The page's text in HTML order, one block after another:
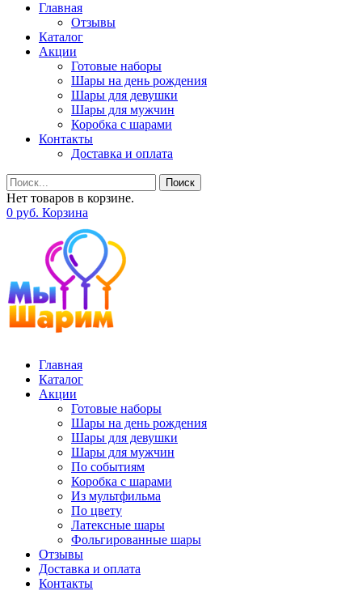
Главная
Отзывы
Каталог
Акции
Готовые наборы
Шары на день рождения
Шары для девушки
Шары для мужчин
Коробка с шарами
Контакты
Доставка и оплата
Поиск
Нет товаров в корзине.
0 руб. Корзина
Главная
Каталог
Акции
Готовые наборы
Шары на день рождения
Шары для девушки
Шары для мужчин
По событиям
Коробка с шарами
Из мультфильма
По цвету
Латексные шары
Фольгированные шары
Отзывы
Доставка и оплата
Контакты